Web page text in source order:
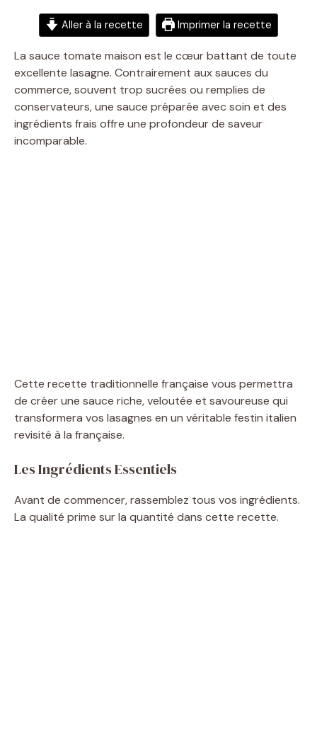
Aller à la recette Imprimer la recette
La sauce tomate maison est le cœur battant de toute
excellente lasagne. Contrairement aux sauces du
commerce, souvent trop sucrées ou remplies de
conservateurs, une sauce préparée avec soin et des
ingrédients frais offre une profondeur de saveur
incomparable.
Cette recette traditionnelle française vous permettra
de créer une sauce riche, veloutée et savoureuse qui
transformera vos lasagnes en un véritable festin italien
revisité à la française.
Les Ingrédients Essentiels
Avant de commencer, rassemblez tous vos ingrédients.
La qualité prime sur la quantité dans cette recette.